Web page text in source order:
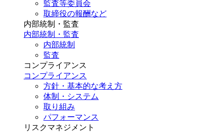
監査等委員会
取締役の報酬など
内部統制・監査
内部統制・監査
内部統制
監査
コンプライアンス
コンプライアンス
方針・基本的な考え方
体制・システム
取り組み
パフォーマンス
リスクマネジメント